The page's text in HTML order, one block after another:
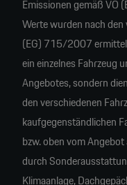
Emissionen gemäß VO
Werte wurden nach
(EG) 715/2007
ein einzelnes Fahrzeug
Angebotes, sondern
den verschiedenen
kaufgegenständlichen
bzw. oben vom
durch
Klimaanlage,